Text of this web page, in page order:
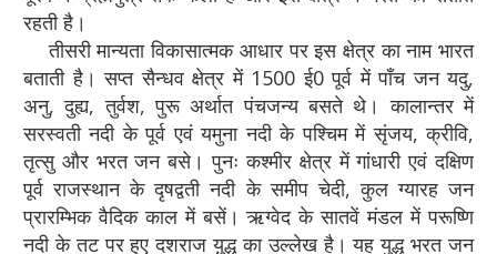
रहती है।
तीसरी मान्यता विकासात्मक आधार पर इस क्षेत्र का नाम भारत
बताती है। सप्त सैन्धव क्षेत्र में 1500 ई0 पूर्व में पाँच जन यदु,
अनु, दुह्य, तुर्वश, पुरू अर्थात पंचजन्य बसते थे। कालान्तर में
सरस्वती नदी के पूर्व एवं यमुना नदी के पश्चिम में सृंजय, क्रीवि,
तृत्सु और भरत जन बसे। पुनः कश्‍मीर क्षेत्र में गांधारी एवं दक्षिण
पूर्व राजस्थान के दृषद्वती नदी के समीप चेदी, कुल ग्यारह जन
प्रारम्भिक वैदिक काल में बसें। ऋग्वेद के सातवें मंडल में परूष्णि
नदी के तट पर हुए दशराज यु़द्ध का उल्लेख है। यह युद्ध भरत जन